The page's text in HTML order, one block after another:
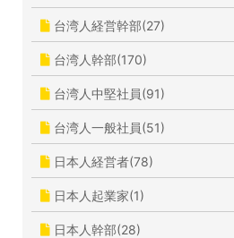
台湾人経営幹部(27)
台湾人幹部(170)
台湾人中堅社員(91)
台湾人一般社員(51)
日本人経営者(78)
日本人起業家(1)
日本人幹部(28)